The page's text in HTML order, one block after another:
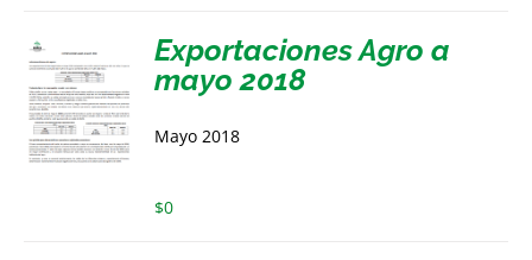
Exportaciones Agro a
mayo 2018
Mayo 2018
$0